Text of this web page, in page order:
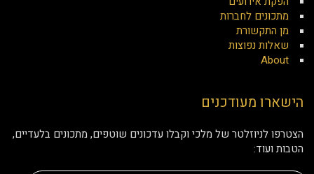
מתכונים לחברות
מן התקשורת
שאלות נפוצות
About
הישארו מעודכנים
הצטרפו לניוזלטר של מלכי וקבלו עדכונים שוטפים, מתכונים בלעדיים,
הטבות ועוד: